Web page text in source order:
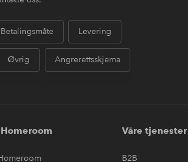
Betalingsmåte Levering
Øvrig Angrerettsskjema
Våre tjenester
B2B